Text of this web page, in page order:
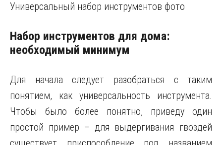
Универсальный набор инструментов фото
Набор инструментов для дома:
необходимый минимум
Для начала следует разобраться с таким
понятием, как универсальность инструмента.
Чтобы было более понятно, приведу один
простой пример – для выдергивания гвоздей